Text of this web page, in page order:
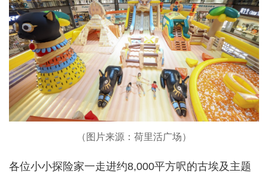
（图片来源：荷里活广场）
各位小小探险家一走进约8,000平方呎的古埃及主题